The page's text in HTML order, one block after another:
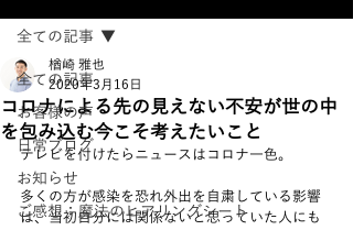
全ての記事
お客様の声
日常ブログ
お知らせ
ご感想：魔法のヒアリングシート
全ての記事
コロナによる先の見えない不安が世の中
を包み込む今こそ考えたいこと
楢崎 雅也
2020年3月16日
テレビを付けたらニュースはコロナ一色。
多くの方が感染を恐れ外出を自粛している影響
は、当初自分には関係ないと思っていた人にも